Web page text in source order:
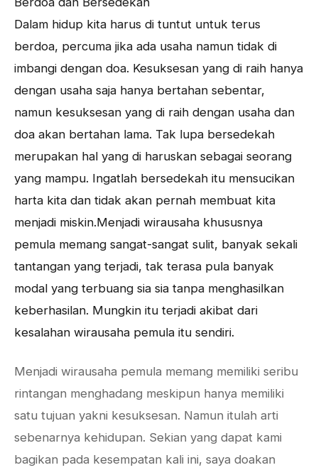
Dalam hidup kita harus di tuntut untuk terus
berdoa, percuma jika ada usaha namun tidak di
imbangi dengan doa. Kesuksesan yang di raih hanya
dengan usaha saja hanya bertahan sebentar,
namun kesuksesan yang di raih dengan usaha dan
doa akan bertahan lama. Tak lupa bersedekah
merupakan hal yang di haruskan sebagai seorang
yang mampu. Ingatlah bersedekah itu mensucikan
harta kita dan tidak akan pernah membuat kita
menjadi miskin.Menjadi wirausaha khususnya
pemula memang sangat-sangat sulit, banyak sekali
tantangan yang terjadi, tak terasa pula banyak
modal yang terbuang sia sia tanpa menghasilkan
keberhasilan. Mungkin itu terjadi akibat dari
kesalahan wirausaha pemula itu sendiri.
Menjadi wirausaha pemula memang memiliki seribu
rintangan menghadang meskipun hanya memiliki
satu tujuan yakni kesuksesan. Namun itulah arti
sebenarnya kehidupan. Sekian yang dapat kami
bagikan pada kesempatan kali ini, saya doakan